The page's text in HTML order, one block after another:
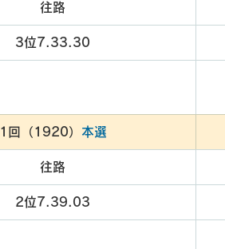
往路
3位7.33.30
1回（1920） 本選
往路
2位7.39.03